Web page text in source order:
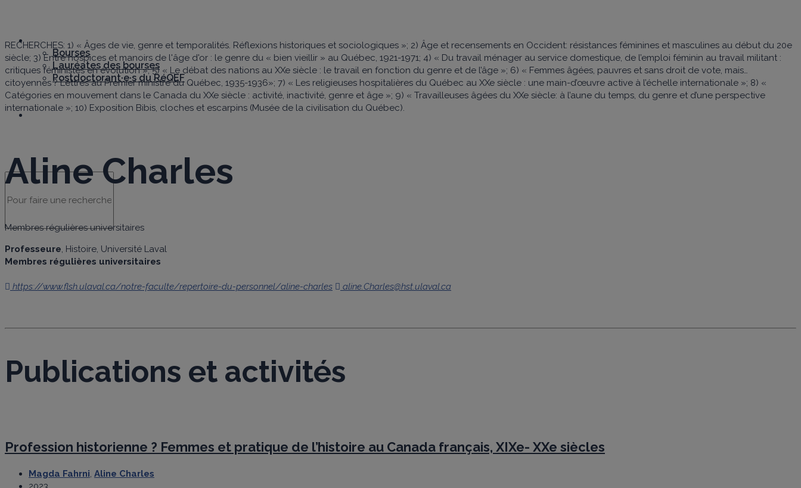
Bourses
Bourses
Lauréates des bourses
Postdoctorant·e·s du RéQEF
Nous joindre
RECHERCHES: 1) « Âges de vie, genre et temporalités. Réflexions historiques et sociologiques »; 2) Âge et recensements en Occident: résistances féminines et masculines au début du 20e
siècle; 3) Entre hospices et manoirs de l'âge d'or : le genre du « bien vieillir » au Québec, 1921-1971; 4) « Du travail ménager au service domestique, de l’emploi féminin au travail militant :
critiques féministes en évolution »; 5) « Le débat des nations au XXe siècle : le travail en fonction du genre et de l’âge »; 6) « Femmes âgées, pauvres et sans droit de vote, mais…
citoyennes ? Lettres au Premier ministre du Québec, 1935-1936»; 7) « Les religieuses hospitalières du Québec au XXe siècle : une main-d’œuvre active à l’échelle internationale »; 8) «
Catégories en mouvement dans le Canada du XXe siècle : activité, inactivité, genre et âge »; 9) « Travailleuses âgées du XXe siècle: à l’aune du temps, du genre et d’une perspective
internationale »; 10) Exposition Bibis, cloches et escarpins (Musée de la civilisation du Québec).
Aline Charles
Membres régulières universitaires
Professeure, Histoire, Université Laval
Membres régulières universitaires
https://www.flsh.ulaval.ca/notre-faculte/repertoire-du-personnel/aline-charles aline.Charles@hst.ulaval.ca
Publications et activités
Profession historienne ? Femmes et pratique de l’histoire au Canada français, XIXe- XXe siècles
Magda Fahrni, Aline Charles